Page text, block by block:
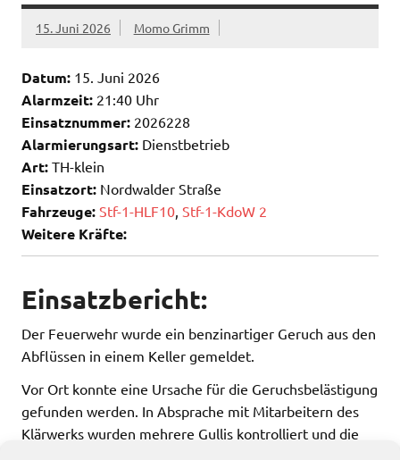
15. Juni 2026 Momo Grimm
Datum: 15. Juni 2026
Alarmzeit: 21:40 Uhr
Einsatznummer: 2026228
Alarmierungsart: Dienstbetrieb
Art: TH-klein
Einsatzort: Nordwalder Straße
Fahrzeuge: Stf-1-HLF10 Stf-1-KdoW 2
Weitere Kräfte:
Einsatzbericht:
Der Feuerwehr wurde ein benzinartiger Geruch aus den
Abflüssen in einem Keller gemeldet.
Vor Ort konnte eine Ursache für die Geruchsbelästigung
gefunden werden. In Absprache mit Mitarbeitern des
Klärwerks wurden mehrere Gullis kontrolliert und die